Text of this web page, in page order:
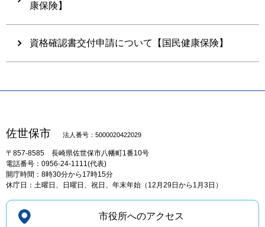
康保険】
資格確認書交付申請について【国民健康保険】
佐世保市 法人番号：5000020422029
〒857-8585 長崎県佐世保市八幡町1番10号
電話番号：0956-24-1111(代表)
開庁時間：8時30分から17時15分
休庁日：土曜日、日曜日、祝日、年末年始（12月29日から1月3日）
市役所へのアクセス